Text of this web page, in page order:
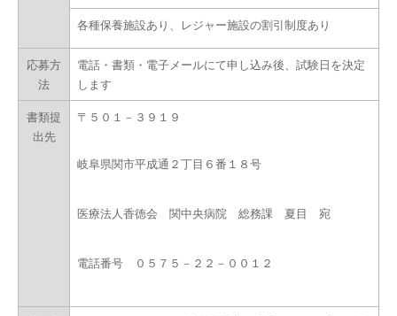
各種保養施設あり、レジャー施設の割引制度あり
応募方
法
電話・書類・電子メールにて申し込み後、試験日を決定
します
書類提
出先
〒５０１－３９１９
岐阜県関市平成通２丁目６番１８号
医療法人香徳会 関中央病院 総務課 夏目 宛
電話番号 ０５７５－２２－００１２